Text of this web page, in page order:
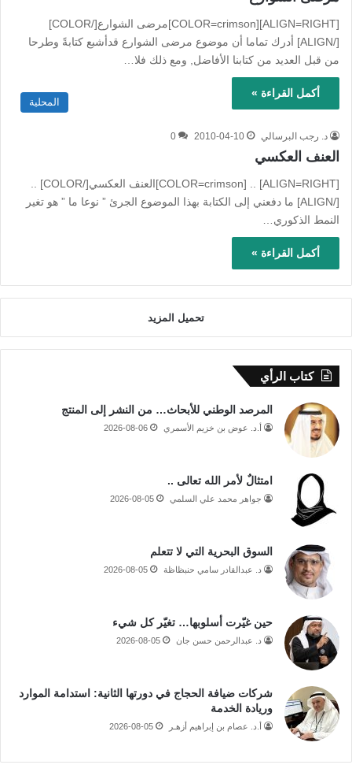
[ALIGN=RIGHT][COLOR=crimson]مرضى الشوارع[/COLOR]
[/ALIGN] أدرك تماما أن موضوع مرضى الشوارع قدأشبع كتابةً وطرحا
من قبل العديد من كتابنا الأفاضل, ومع ذلك فلا…
أكمل القراءة »
المحلية
د. رجب البرسالي 2010-04-10
0
العنف العكسي
[ALIGN=RIGHT] .. [COLOR=crimson]العنف العكسي[/COLOR] ..
[/ALIGN] ما دفعني إلى الكتابة بهذا الموضوع الجرئ ” نوعا ما ” هو تغير
النمط الذكوري…
أكمل القراءة »
تحميل المزيد
كتاب الرأي
المرصد الوطني للأبحاث… من النشر إلى المنتج
أ.د. عوض بن خزيم الأسمري 2026-08-06
امتثالٌ لأمر الله تعالى ..
جواهر محمد علي السلمي 2026-08-05
السوق البحرية التي لا تتعلم
د. عبدالقادر سامي حنبظاظة 2026-08-05
حين غيّرت أسلوبها… تغيّر كل شيء
د. عبدالرحمن حسن جان 2026-08-05
شركات ضيافة الحجاج في دورتها الثانية: استدامة الموارد
وريادة الخدمة
أ.د. عصام بن إبراهيم أزهـر 2026-08-05